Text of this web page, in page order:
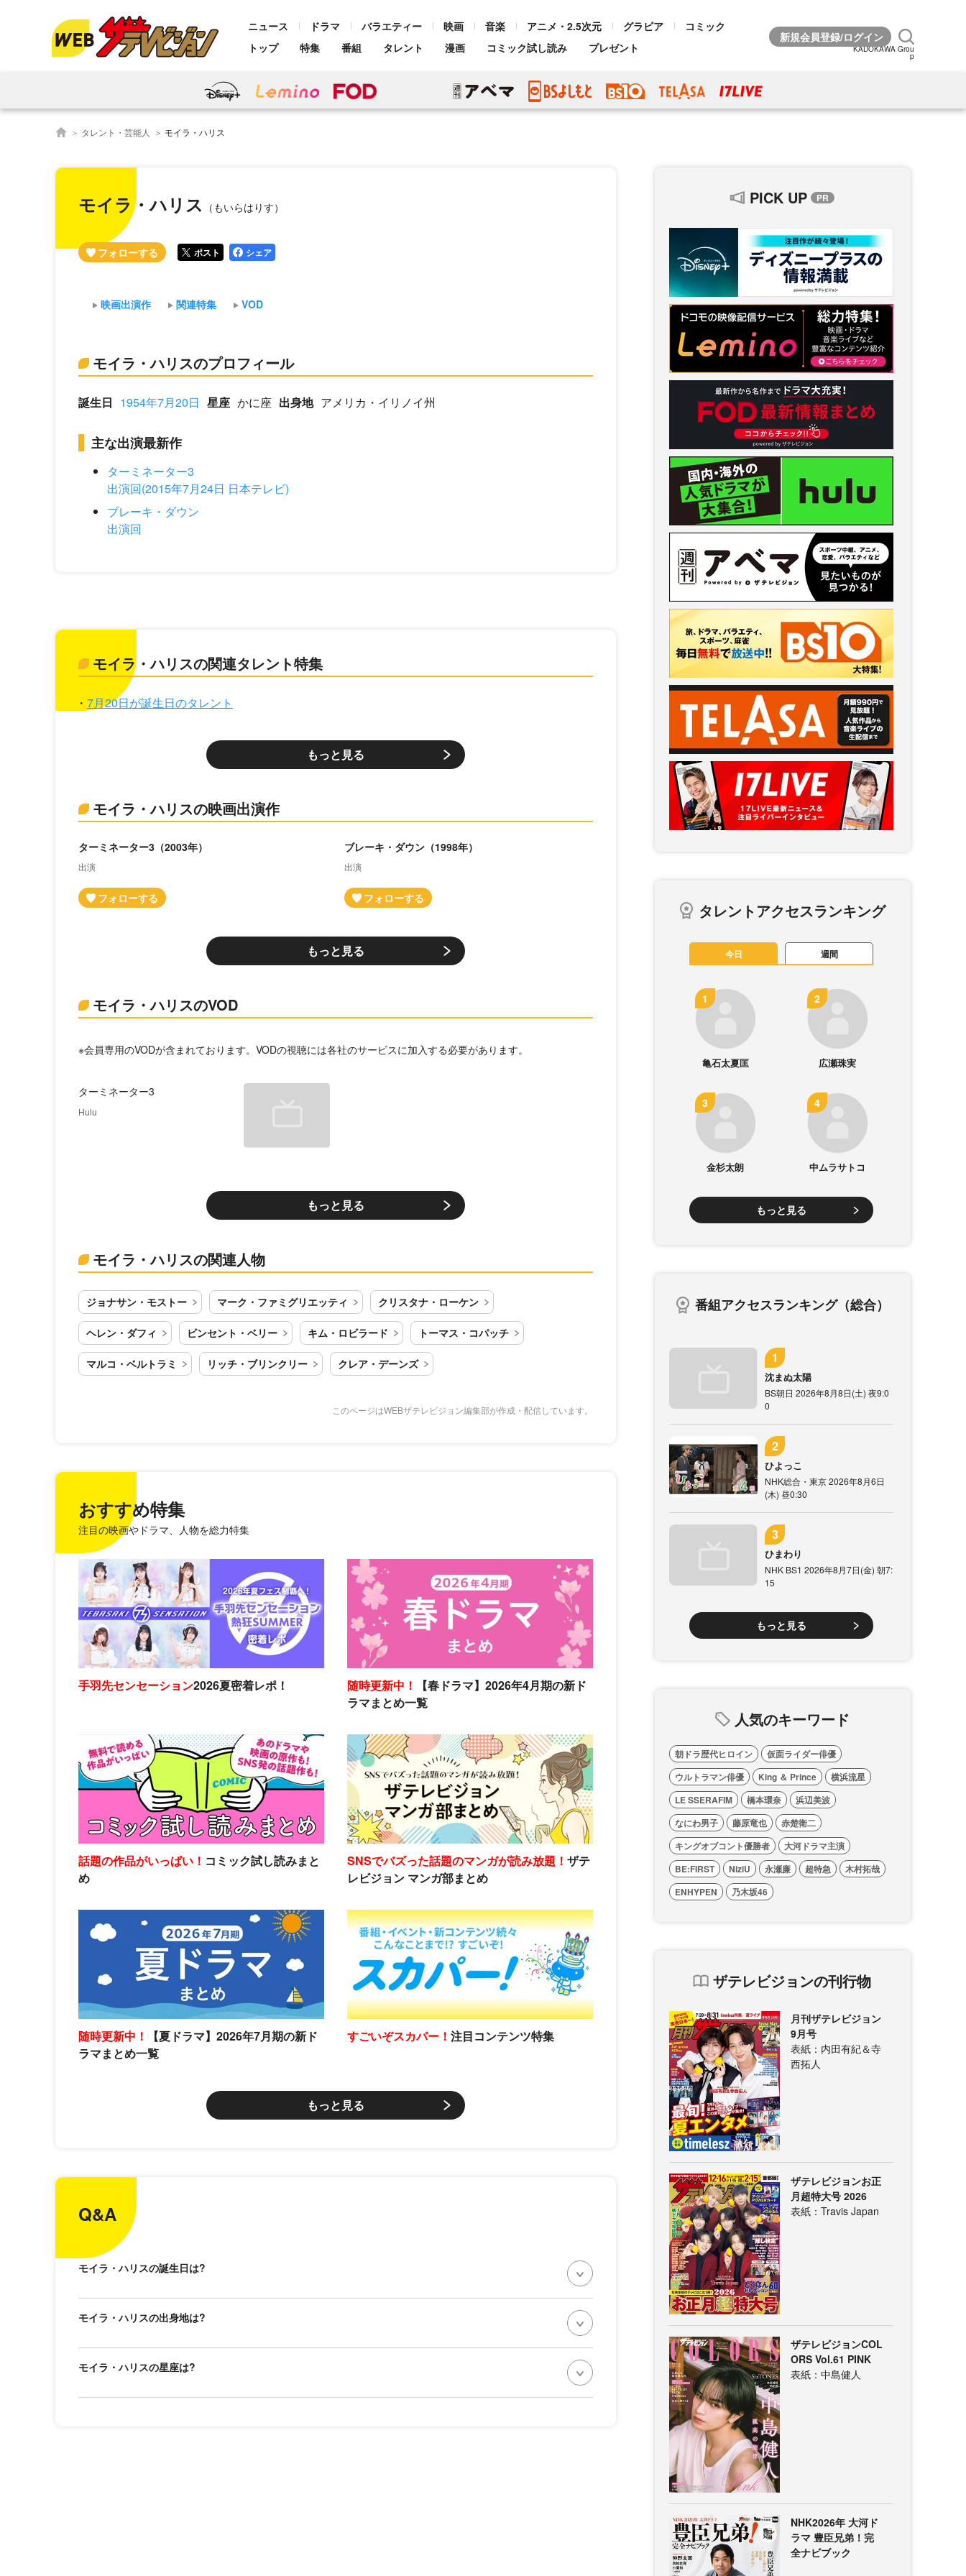
ニュース ドラマ バラエティー 映画 音楽 アニメ・2.5次元 グラビア
コミック
トップ
特集 番組 タレント 漫画 コミック試し読み プレゼント KADOKAWA Grou
p
タレント・芸能人 モイラ・ハリス
モイラ・ハリス （もいらはりす）
ポスト シェア
映画出演作 関連特集 VOD
モイラ・ハリスのプロフィール
誕生日 1954年7月20日 星座 かに座 出身地 アメリカ・イリノイ州
主な出演最新作
ターミネーター3
出演回(2015年7月24日 日本テレビ)
ブレーキ・ダウン
出演回
モイラ・ハリスの関連タレント特集
7月20日が誕生日のタレント
もっと見る
モイラ・ハリスの映画出演作
ターミネーター3（2003年）
出演
ブレーキ・ダウン（1998年）
出演
もっと見る
モイラ・ハリスのVOD
※会員専用のVODが含まれております。VODの視聴には各社のサービスに加入する必要があります。
ターミネーター3
Hulu
もっと見る
モイラ・ハリスの関連人物
ジョナサン・モストー マーク・ファミグリエッティ クリスタナ・ローケン
ヘレン・ダフィ ビンセント・ベリー キム・ロビラード トーマス・コパッチ
マルコ・ベルトラミ リッチ・ブリンクリー クレア・デーンズ
このページはWEBザテレビジョン編集部が作成・配信しています。
おすすめ特集
注目の映画やドラマ、人物を総力特集
手羽先センセーション2026夏密着レポ！ 随時更新中！
【春ドラマ】2026年4月期の新ド
ラマまとめ一覧
話題の作品がいっぱい！ コミック試し読みまと
め
SNSでバズった話題のマンガが読み放題！ ザテ
レビジョン マンガ部まとめ
随時更新中！
【夏ドラマ】2026年7月期の新ド
ラマまとめ一覧
すごいぞスカパー！ 注目コンテンツ特集
もっと見る
Q&A
モイラ・ハリスの誕生日は?
モイラ・ハリスの出身地は?
モイラ・ハリスの星座は?
PICK UP
タレントアクセスランキング
今日 週間
亀石太夏匡 広瀬珠実
金杉太朗 中ムラサトコ
もっと見る
番組アクセスランキング（総合）
沈まぬ太陽
BS朝日 2026年8月8日(土) 夜9:0
0
ひよっこ
NHK総合・東京 2026年8月6日
(木) 昼0:30
ひまわり
NHK BS1 2026年8月7日(金) 朝7:
15
もっと見る
人気のキーワード
朝ドラ歴代ヒロイン
仮面ライダー俳優
ウルトラマン俳優
King ＆ Prince
横浜流星
LE SSERAFIM
橋本環奈
浜辺美波
なにわ男子
藤原竜也
赤楚衛二
キングオブコント優勝者
大河ドラマ主演
BE:FIRST
NiziU 永瀬廉 超特急
木村拓哉
ENHYPEN
乃木坂46
ザテレビジョンの刊行物
月刊ザテレビジョン
9月号
表紙：内田有紀＆寺
西拓人
ザテレビジョンお正
月超特大号 2026
表紙：Travis Japan
ザテレビジョンCOL
ORS Vol.61 PINK
表紙：中島健人
NHK2026年 大河ド
ラマ 豊臣兄弟！完
全ナビブック